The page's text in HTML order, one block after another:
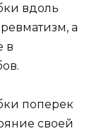
вдоль
а
в
поперек
своей